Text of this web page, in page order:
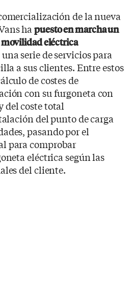
de la nueva
hapuesto en marcha un
eléctrica
serie de servicios para
a sus clientes. Entre estos
de costes de
con su furgoneta con
del coste total
del punto de carga
pasando por el
para comprobar
eléctrica según las
del cliente.